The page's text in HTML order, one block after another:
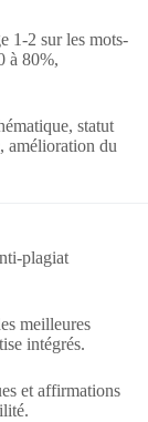
1-2 sur les mots-
à 80%,
statut
amélioration du
plagiat
meilleures
intégrés.
et affirmations